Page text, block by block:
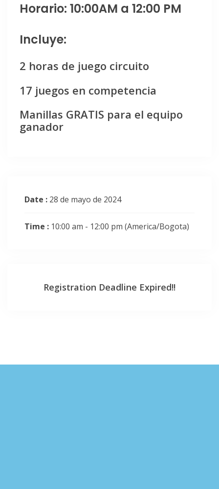
Horario: 10:00AM a 12:00 PM
Incluye:
2 horas de juego circuito
17 juegos en competencia
Manillas GRATIS para el equipo
ganador
Date : 28 de mayo de 2024
Time : 10:00 am - 12:00 pm (America/Bogota)
Registration Deadline Expired!!